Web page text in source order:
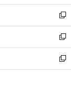
開
く
ウ
で
開
く
ン
ド
ウ
で
開
く
ウ
ィ
ン
ド
ウ
で
開
し
い
ウ
ィ
ン
ド
ウ
新
し
い
ウ
ィ
ン
新
し
い
ウ
新
し